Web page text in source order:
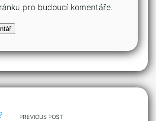
pro budoucí komentáře.
PREVIOUS POST